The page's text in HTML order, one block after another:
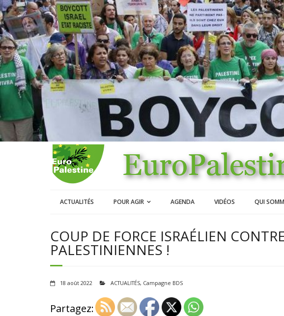
ACTUALITÉS POUR AGIR AGENDA VIDÉOS QUI
COUP DE FORCE ISRAÉLIEN
PALESTINIENNES !
18 août 2022 ACTUALITÉS, Campagne BDS
Partagez: